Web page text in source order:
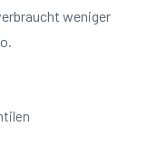
weniger